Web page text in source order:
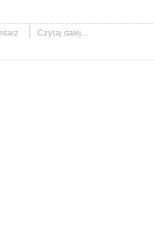
Czytaj dalej...